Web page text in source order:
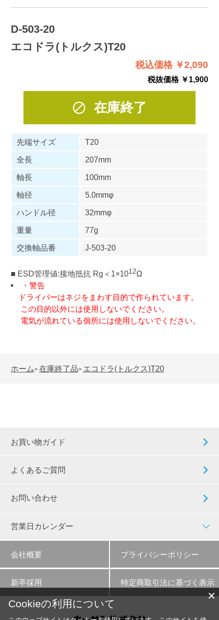
D-503-20
エコドラ(トルクス)T20
税込価格 ￥2,090
税抜価格 ￥1,900
在庫終了
先端サイズ
T20
全長
207mm
軸長
100mm
軸径
5.0mmφ
ハンドル径
32mmφ
重量
77g
交換軸品番
J-503-20
■ ESD管理値:接地抵抗 Rg＜1×1012Ω
・警告
ドライバーはネジをまわす目的で作られています。
この目的以外には使用しないでください。
電気が流れている個所には使用しないでください。
ホーム> 在庫終了品> エコドラ(トルクス)T20
お買い物ガイド
よくあるご質問
お問い合わせ
営業日カレンダー
会社概要 プライバシーポリシー
新卒採用 特定商取引法に基づく表示
✕
Cookieの利用について